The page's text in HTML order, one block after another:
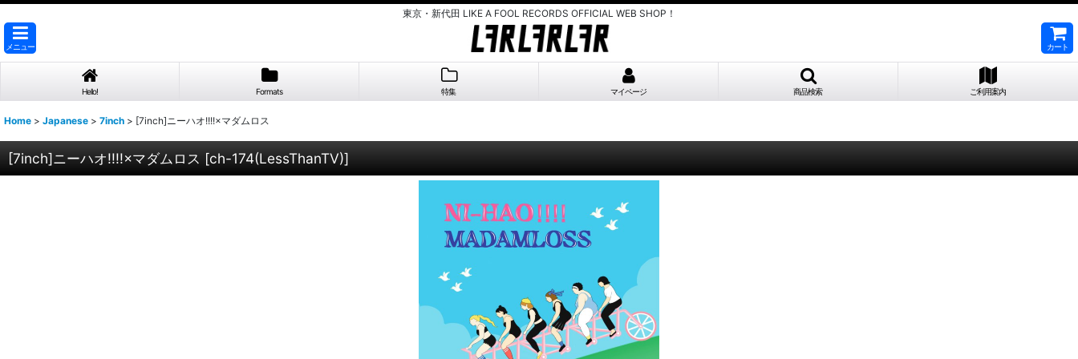
東京・新代田 LIKE A FOOL RECORDS OFFICIAL WEB SHOP！
メニュー カート
Hello! Formats 特集 マイページ 商品検索 ご利用案内
Home > Japanese > 7inch > [7inch]ニーハオ!!!!×マダムロス
[7inch]ニーハオ!!!!×マダムロス [ch-174(LessThanTV)]